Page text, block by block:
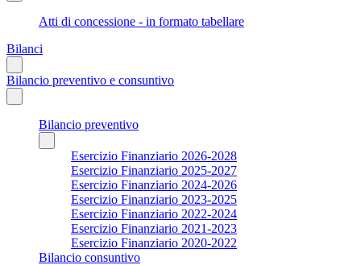
Atti di concessione - in formato tabellare
Bilanci
Bilancio preventivo e consuntivo
Bilancio preventivo
Esercizio Finanziario 2026-2028
Esercizio Finanziario 2025-2027
Esercizio Finanziario 2024-2026
Esercizio Finanziario 2023-2025
Esercizio Finanziario 2022-2024
Esercizio Finanziario 2021-2023
Esercizio Finanziario 2020-2022
Bilancio consuntivo